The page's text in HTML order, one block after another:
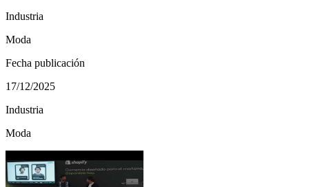
Industria
Moda
Fecha publicación
17/12/2025
Industria
Moda